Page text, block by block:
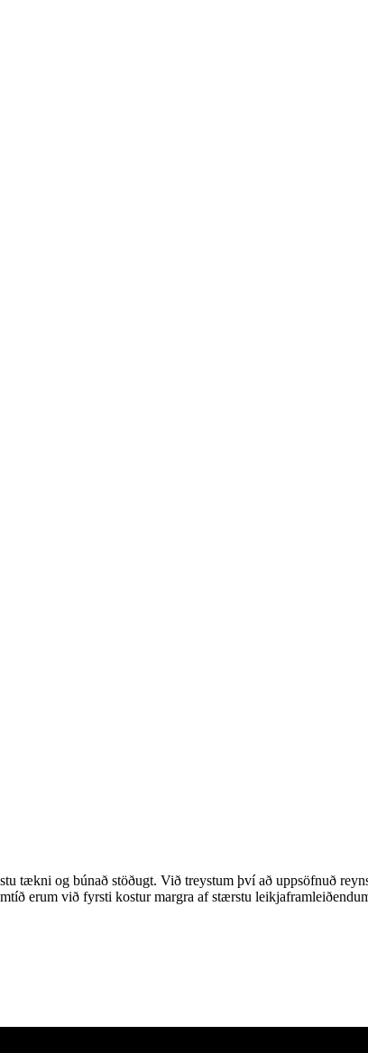
tækni og búnað stöðugt. Við treystum því að uppsöfnuð
erum við fyrsti kostur margra af stærstu